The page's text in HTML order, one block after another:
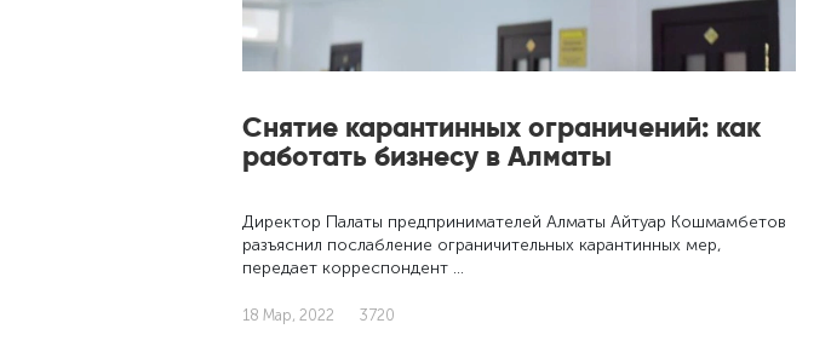
Снятие карантинных ограничений: как
работать бизнесу в Алматы
Директор Палаты предпринимателей Алматы Айтуар Кошмамбетов
разъяснил послабление ограничительных карантинных мер,
передает корреспондент …
18 Мар, 2022 3720